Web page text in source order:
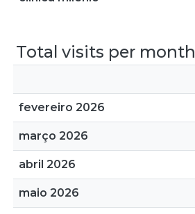
Total visits per month
fevereiro 2026
março 2026
abril 2026
maio 2026